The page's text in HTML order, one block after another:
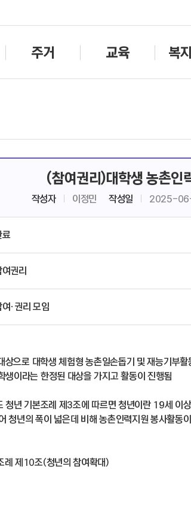
주거 교육 복
(참여권리)대학생 농촌인
작성자 이정민 작성일 2025-
료
여권리
여·권리 모임
상으로 대학생 체험형 농촌일손돕기 및 재능기부
이라는 한정된 대상을 가지고 활동이 진행됨
청년 기본조례 제3조에 따르면 청년이란 19세 이
청년의 폭이 넓은데 비해 농촌인력지원 봉사활동
례 제10조(청년의 참여확대)